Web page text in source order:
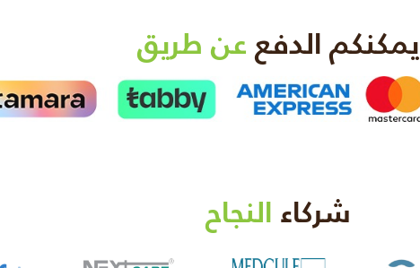
يمكنكم الدفععن طريق
شركاء النجاح